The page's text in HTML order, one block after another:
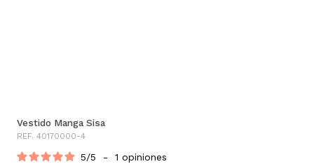
Vestido Manga Sisa
REF. 40170000-4
5/5 - 1 opiniones